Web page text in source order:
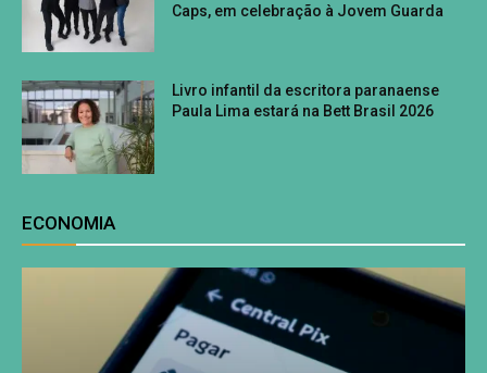
Caps, em celebração à Jovem Guarda
Livro infantil da escritora paranaense
Paula Lima estará na Bett Brasil 2026
ECONOMIA